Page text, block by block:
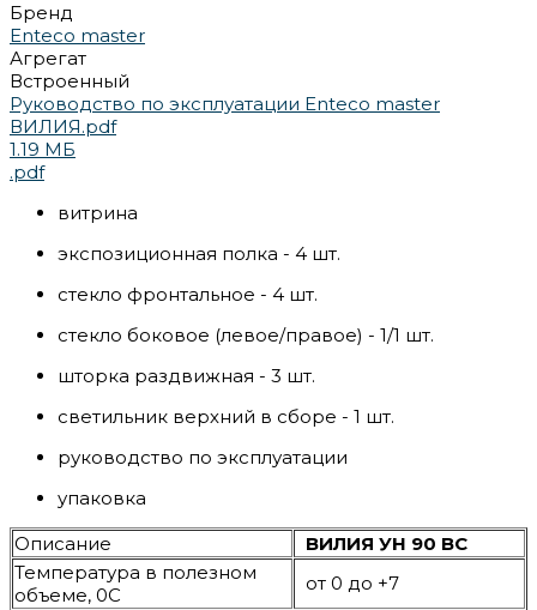
Бренд
Enteco master
Агрегат
Встроенный
Руководство по эксплуатации Enteco master
ВИЛИЯ.pdf
1.19 МБ
.pdf
витрина
экспозиционная полка - 4 шт.
стекло фронтальное - 4 шт.
стекло боковое (левое/правое) - 1/1 шт.
шторка раздвижная - 3 шт.
светильник верхний в сборе - 1 шт.
руководство по эксплуатации
упаковка
Описание
ВИЛИЯ УН 90 ВС
Температура в полезном
объеме, 0C
от 0 до +7